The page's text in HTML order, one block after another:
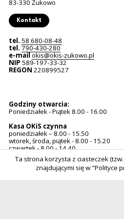
83-330 Żukowo
Kontakt
tel. 58 680-08-48
tel. 790-430-280Uwaga, link zostanie
e-mailokis@okis-zukowo.pl
NIP 589-197-33-32
REGON 220899527
Godziny otwarcia:
Poniedziałek - Piątek 8.00 - 16.00
Kasa OKiS czynna
poniedziałek – 8.00 - 15.50
wtorek, środa, piątek - 8.00 - 15.20
czwartek - 8.00 - 14.40
Deklaracja dostępności
Ta strona korzysta z ciasteczek
znajdującymi się w "Polityce